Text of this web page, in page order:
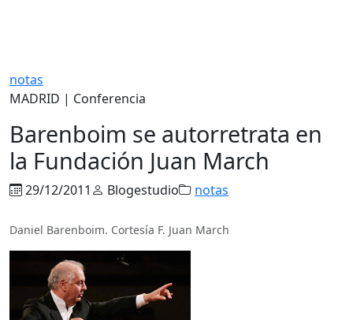
notas
MADRID | Conferencia
Barenboim se autorretrata en
la Fundación Juan March
29/12/2011 Blogestudio notas
Daniel Barenboim. Cortesía F. Juan March